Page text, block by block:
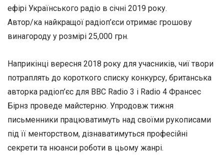
ефірі Українського радіо в січні 2019 року.
Автор/ка найкращої радіоп’єси отримає грошову
винагороду у розмірі 25,000 грн.
Наприкінці вересня 2018 року для учасників, чиї твори
потраплять до короткого списку конкурсу, британська
авторка радіоп’єс для BBC Radio 3 і Radio 4 Франсес
Бірнз проведе майстерню. Упродовж тижня
письменники працюватимуть над своїми рукописами
під її менторством, дізнаватимуться професійні
секрети та нюанси роботи в цьому жанрі.